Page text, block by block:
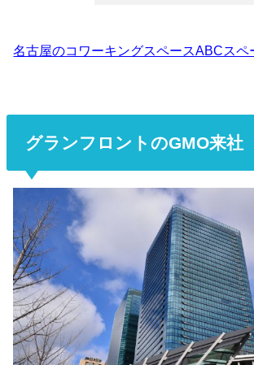
名古屋のコワーキングスペースABCスペ
グランフロントのGMO来社